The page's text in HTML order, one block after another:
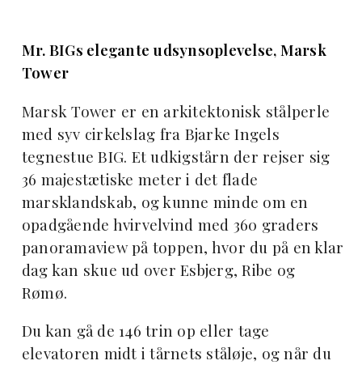
Mr. BIGs elegante udsynsoplevelse, Marsk
Tower
Marsk Tower er en arkitektonisk stålperle
med syv cirkelslag fra Bjarke Ingels
tegnestue BIG. Et udkigstårn der rejser sig
36 majestætiske meter i det flade
marsklandskab, og kunne minde om en
opadgående hvirvelvind med 360 graders
panoramaview på toppen, hvor du på en klar
dag kan skue ud over Esbjerg, Ribe og
Rømø.
Du kan gå de 146 trin op eller tage
elevatoren midt i tårnets ståløje, og når du